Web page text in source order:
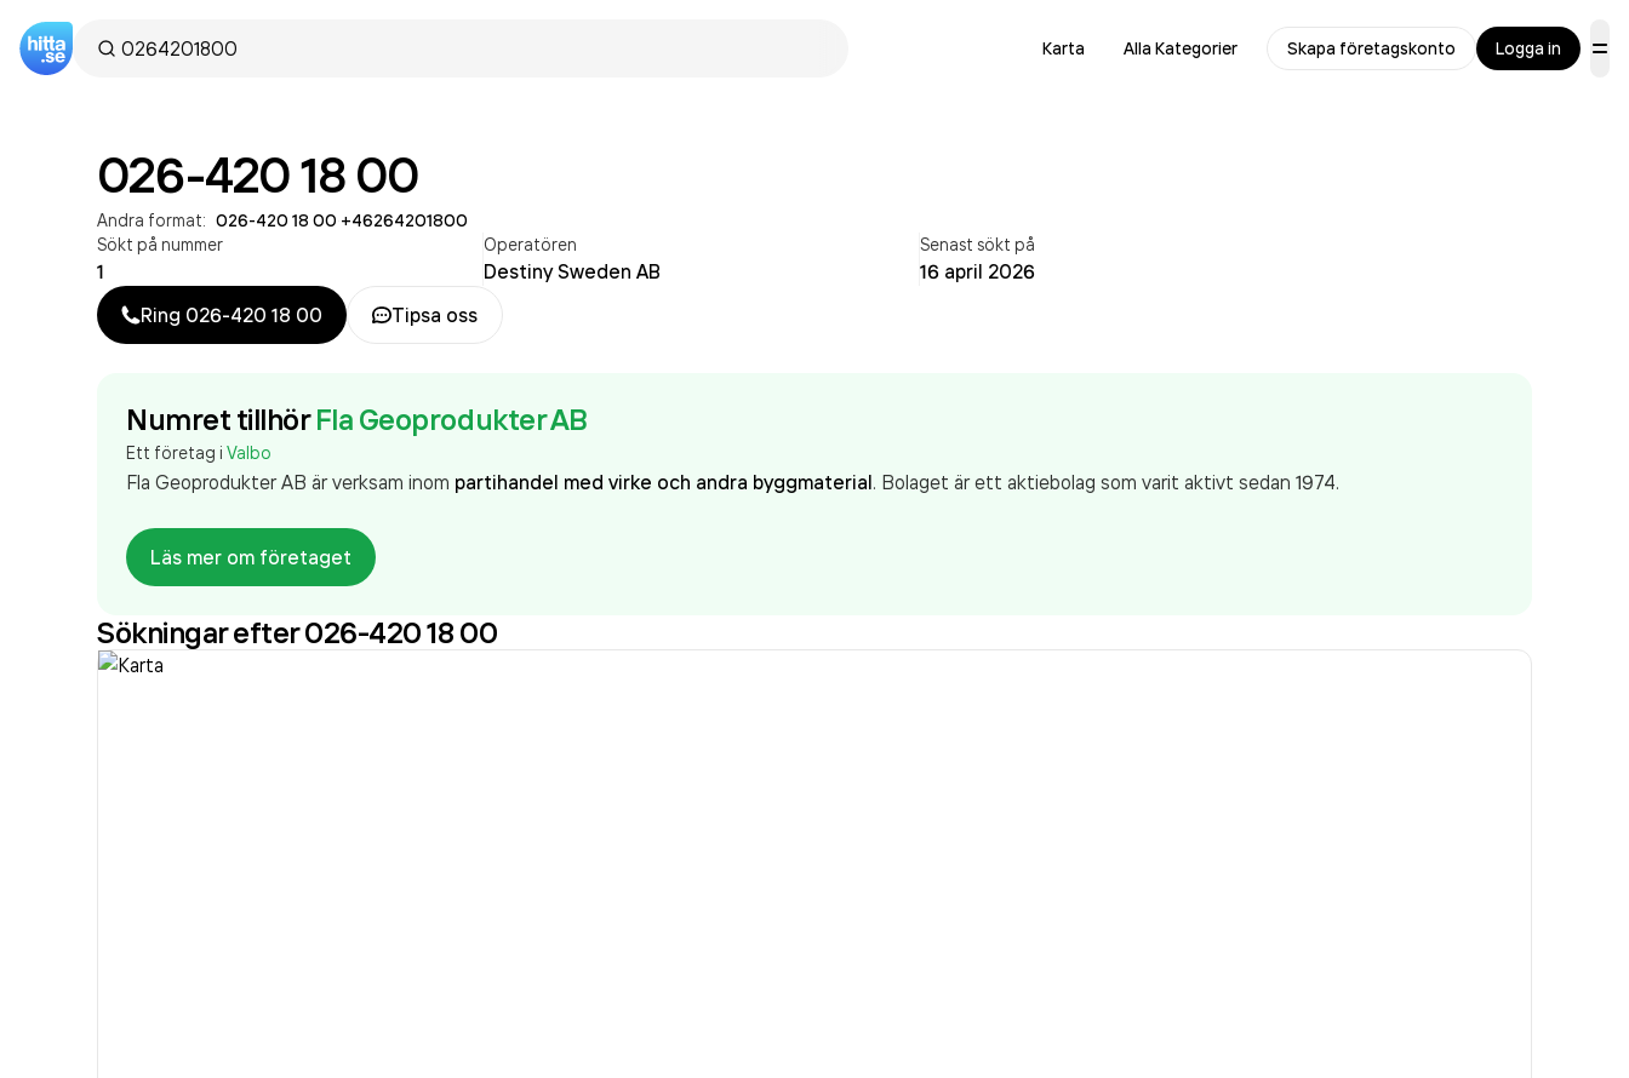
Karta Alla Kategorier Skapa företagskonto Logga in
026-420 18 00
Andra format: 026-420 18 00 +46264201800
Sökt på nummer
1
Operatören
Destiny Sweden AB
Senast sökt på
16 april 2026
Ring 026-420 18 00 Tipsa oss
Numret tillhör Fla Geoprodukter AB
Ett företag i Valbo
Fla Geoprodukter AB är verksam inom partihandel med virke och andra byggmaterial. Bolaget är ett aktiebolag som varit aktivt sedan 1974.
Läs mer om företaget
Sökningar efter 026-420 18 00